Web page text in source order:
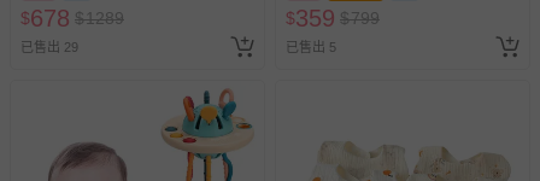
$678 $1289
已售出 29
$359 $799
已售出 5